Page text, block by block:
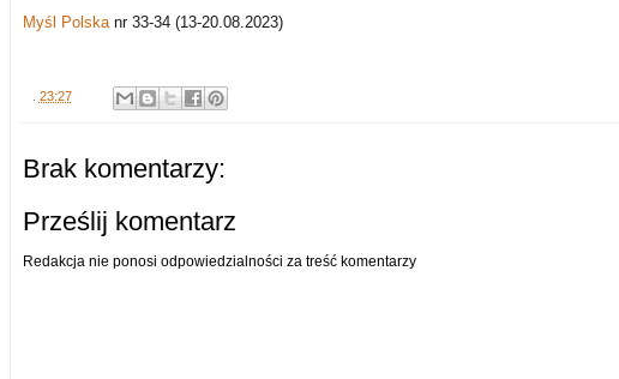
Myśl Polska nr 33-34 (13-20.08.2023)
23:27
Brak komentarzy:
Prześlij komentarz
Redakcja nie ponosi odpowiedzialności za treść komentarzy